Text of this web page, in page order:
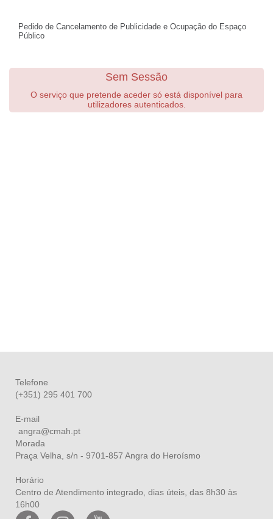
Telefone
(+351) 295 401 700
E-mail
angra@cmah.pt
Morada
Praça Velha, s/n - 9701-857 Angra do Heroísmo
Horário
Centro de Atendimento integrado, dias úteis, das 8h30 às
16h00